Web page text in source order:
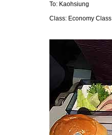
To: Kaohsiung
Class: Economy Class